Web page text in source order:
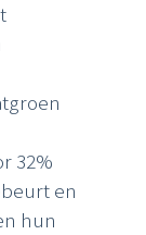
32%
en
hun